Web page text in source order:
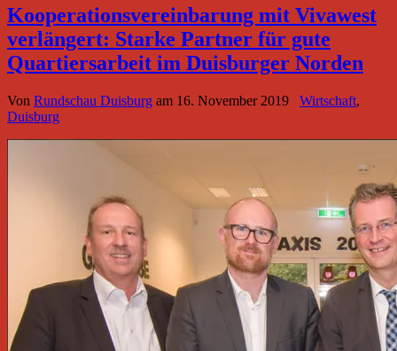
Kooperationsvereinbarung mit Vivawest
verlängert: Starke Partner für gute
Quartiersarbeit im Duisburger Norden
Von Rundschau Duisburg am 16. November 2019 Wirtschaft,
Duisburg